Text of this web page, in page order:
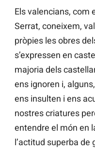
Els valencians, com
Serrat, coneixem,
pròpies les obres
s’expressen en
majoria dels
ens ignoren i,
ens insulten i ens
nostres criatures
entendre el món en
l’actitud superba